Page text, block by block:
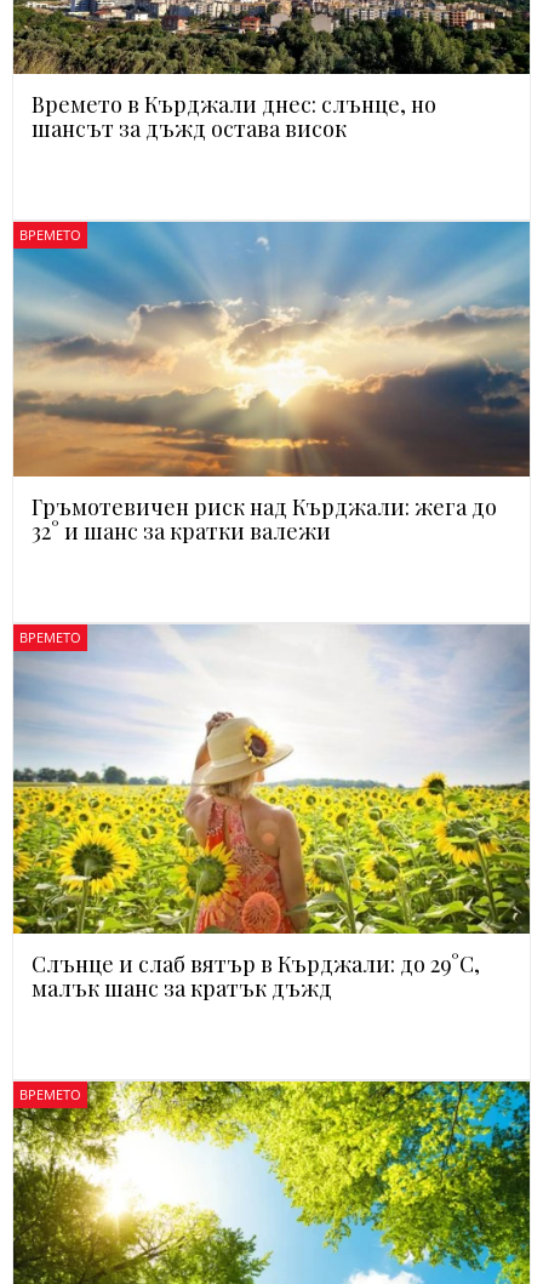
Времето в Кърджали днес: слънце, но
шансът за дъжд остава висок
ВРЕМЕТО
Гръмотевичен риск над Кърджали: жега до
32° и шанс за кратки валежи
ВРЕМЕТО
Слънце и слаб вятър в Кърджали: до 29°C,
малък шанс за кратък дъжд
ВРЕМЕТО